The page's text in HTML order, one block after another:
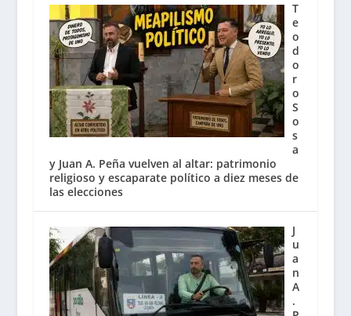
T
e
o
d
o
r
o
S
o
s
a
y Juan A. Peña vuelven al altar: patrimonio
religioso y escaparate político a diez meses de
las elecciones
J
u
a
n
A
.